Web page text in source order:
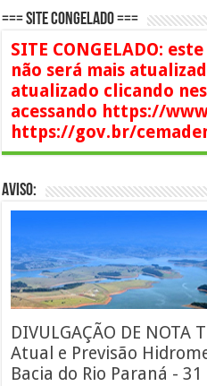
=== SITE CONGELADO ===
SITE CONGELADO:
não será mais
atualizado clicando
acessando https://
https://gov.br/
AVISO:
DIVULGAÇÃO DE NOTA
Atual e Previsão
Bacia do Rio Paraná -